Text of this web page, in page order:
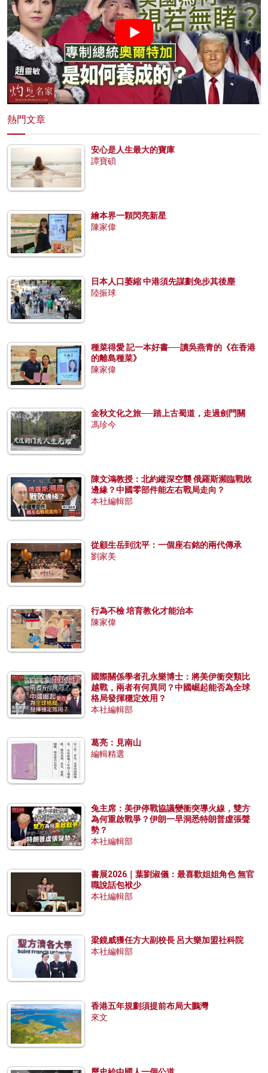
熱門文章
安心是人生最大的寶庫
譚寶碩
繪本界一顆閃亮新星
陳家偉
日本人口萎縮 中港須先謀劃免步其後塵
陸振球
種菜得愛 記一本好書──讀吳燕青的《在香港
的離島種菜》
陳家偉
金秋文化之旅──踏上古蜀道，走過劍門關
馮珍今
陳文鴻教授：北約縱深空襲 俄羅斯瀕臨戰敗
邊緣？中國零部件能左右戰局走向？
本社編輯部
從顧生岳到沈平：一個座右銘的兩代傳承
劉家美
行為不檢 培育教化才能治本
陳家偉
國際關係學者孔永樂博士：將美伊衝突類比
越戰，兩者有何異同？中國崛起能否為全球
格局發揮穩定效用？
本社編輯部
葛亮：見南山
編輯精選
兔主席：美伊停戰協議變衝突導火線，雙方
為何重啟戰爭？伊朗一早洞悉特朗普虛張聲
勢？
本社編輯部
書展2026｜葉劉淑儀：最喜歡姐姐角色 無官
職說話包袱少
本社編輯部
梁鏡威獲任方大副校長 呂大樂加盟社科院
本社編輯部
香港五年規劃須提前布局大鵬灣
來文